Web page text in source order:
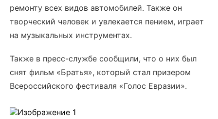
ремонту всех видов автомобилей. Также он
творческий человек и увлекается пением, играет
на музыкальных инструментах.
Также в пресс-службе сообщили, что о них был
снят фильм «Братья», который стал призером
Всероссийского фестиваля «Голос Евразии».